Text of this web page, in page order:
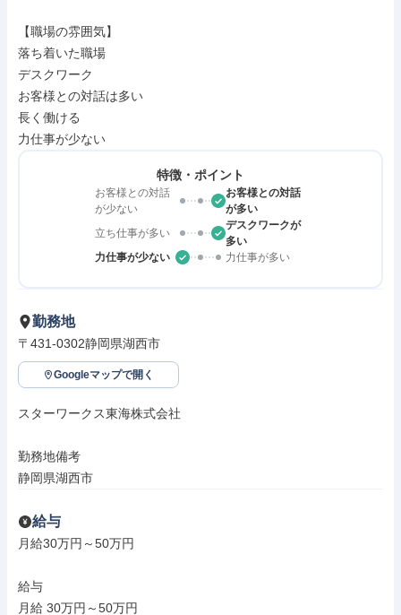
【職場の雰囲気】
落ち着いた職場
デスクワーク
お客様との対話は多い
長く働ける
力仕事が少ない
特徴・ポイント
お客様との対話
が少ない
お客様との対話
が多い
立ち仕事が多い
デスクワークが
多い
力仕事が少ない
力仕事が多い
勤務地
〒431-0302静岡県湖西市
Googleマップで開く
スターワークス東海株式会社
勤務地備考
静岡県湖西市
給与
月給30万円～50万円
給与
月給 30万円～50万円